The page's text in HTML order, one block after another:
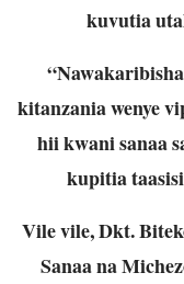
kuvutia
kitanzania wenye
hii kwani sanaa
kupitia
Vile vile, Dkt.
Sanaa na